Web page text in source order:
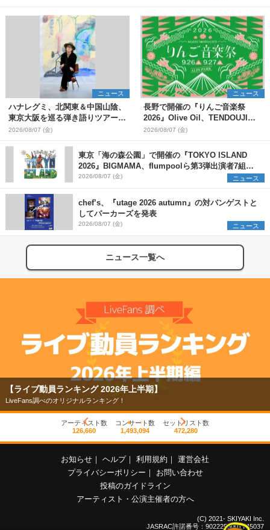
ニュース
ハナレグミ、北関東＆中国山陰、
東京大阪を巡る弾き語りツアー10
月より開催決定
2026/08/07 (金)
ニュース
長野で開催の『りんご音楽祭
2026』Olive Oil、TENDOUJIら
第11弾出演アーティスト（16組）
を発表
2026/08/07 (金)
東京「海の森公園」で開催の『TOKYO ISLAND
2026』BIGMAMA、flumpoolら第3弾出演者7組を
発表 ワークショップ・アート出展者を募集
2026/08/07 (金) ニュース
chef’s、『utage 2026 autumn』の対バンゲストと
してパーカーズを発表
2026/08/07 (金) ニュース
ニュース一覧へ
【ライブ動員ランキング 2026年上半期】
LiveFans調べのオリジナルランキング！
アーティスト数
126,660
コンサート数
1,493,094
セットリスト数
472,280
お知らせ ヘルプ 利用規約
運営会社
プライバシーポリシー
お問い合わせ
投稿のガイドライン
アーティスト・公演主催者の方へ
(C) 2021- SKIYAKI Inc.
JASRAC許諾番号：9022255001Y45037